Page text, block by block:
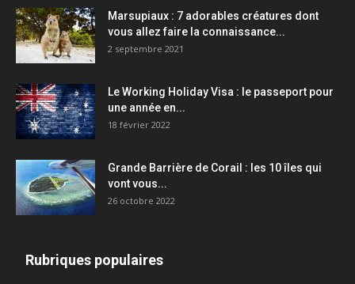
Marsupiaux : 7 adorables créatures dont
vous allez faire la connaissance...
2 septembre 2021
Le Working Holiday Visa : le passeport pour
une année en...
18 février 2022
Grande Barrière de Corail : les 10 îles qui
vont vous...
26 octobre 2022
Rubriques populaires